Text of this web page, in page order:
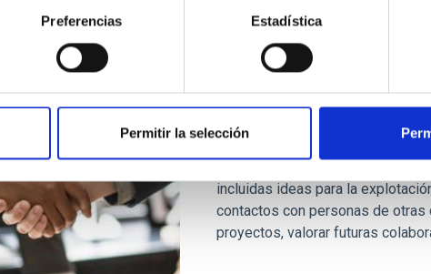
Preferencias Estadística
Permitir la selección
Tramitación de
industrial
El IAC promueve la
tramitación de acuerdos para el
incluidas ideas para la
contactos con personas de
proyectos, valorar futuras